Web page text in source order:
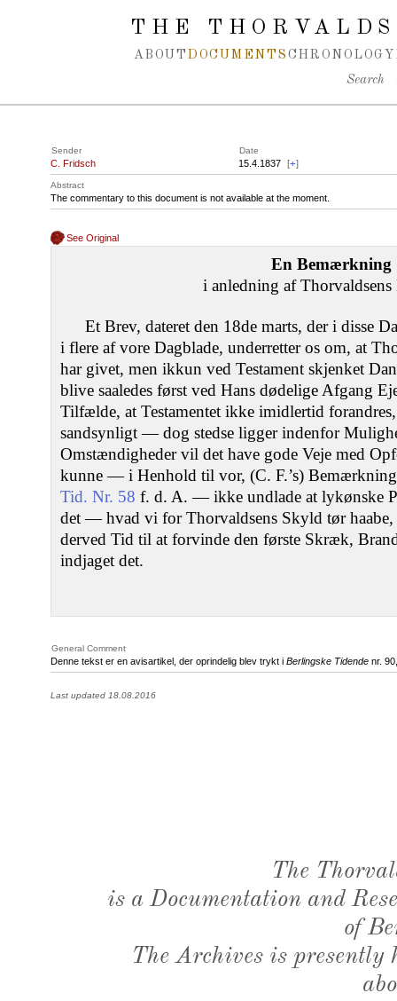
Spring navigation over
THE
ABOUT DOCUMENTS CHRONOLOGY
Search
Sender Date
C. Fridsch 15.4.1837 [+]
Abstract
The commentary to this document is not available at the moment.
See Original
En Bemærkning
i anledning af Thorvaldsens
Et Brev, dateret den 18de marts, der i disse
i flere af vore Dagblade, underretter os om, at
har givet, men ikkun ved Testament skjenket
blive saaledes først ved Hans dødelige Afgang
Tilfælde, at Testamentet ikke imidlertid
sandsynligt — dog stedse ligger indenfor
Omstændigheder vil det have gode Veje med
kunne — i Henhold til vor, (C. F.’s)
Tid. Nr. 58 f. d. A. — ikke undlade at lykønske
det — hvad vi for Thorvaldsens Skyld tør haabe,
derved Tid til at forvinde den første Skræk,
indjaget det.
General Comment
Denne tekst er en avisartikel, der oprindelig blev trykt i Berlingske Tidende nr.
Last updated 18.08.2016
The
is a Documentation and
of
The Archives is presently